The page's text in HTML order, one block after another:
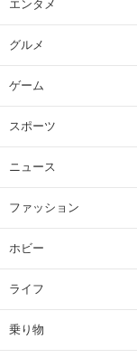
エンタメ
グルメ
ゲーム
スポーツ
ニュース
ファッション
ホビー
ライフ
乗り物